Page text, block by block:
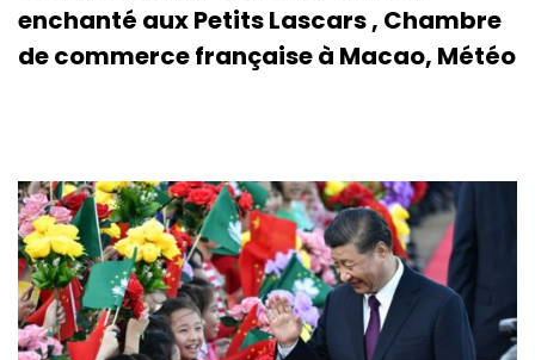
enchanté aux Petits Lascars , Chambre
de commerce française à Macao, Météo